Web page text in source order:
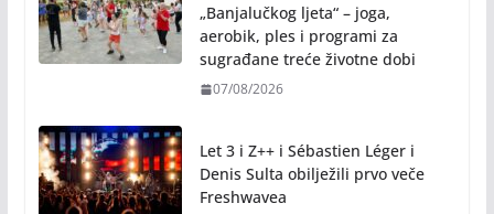
„Banjalučkog ljeta“ – joga,
aerobik, ples i programi za
sugrađane treće životne dobi
07/08/2026
Let 3 i Z++ i Sébastien Léger i
Denis Sulta obilježili prvo veče
Freshwavea